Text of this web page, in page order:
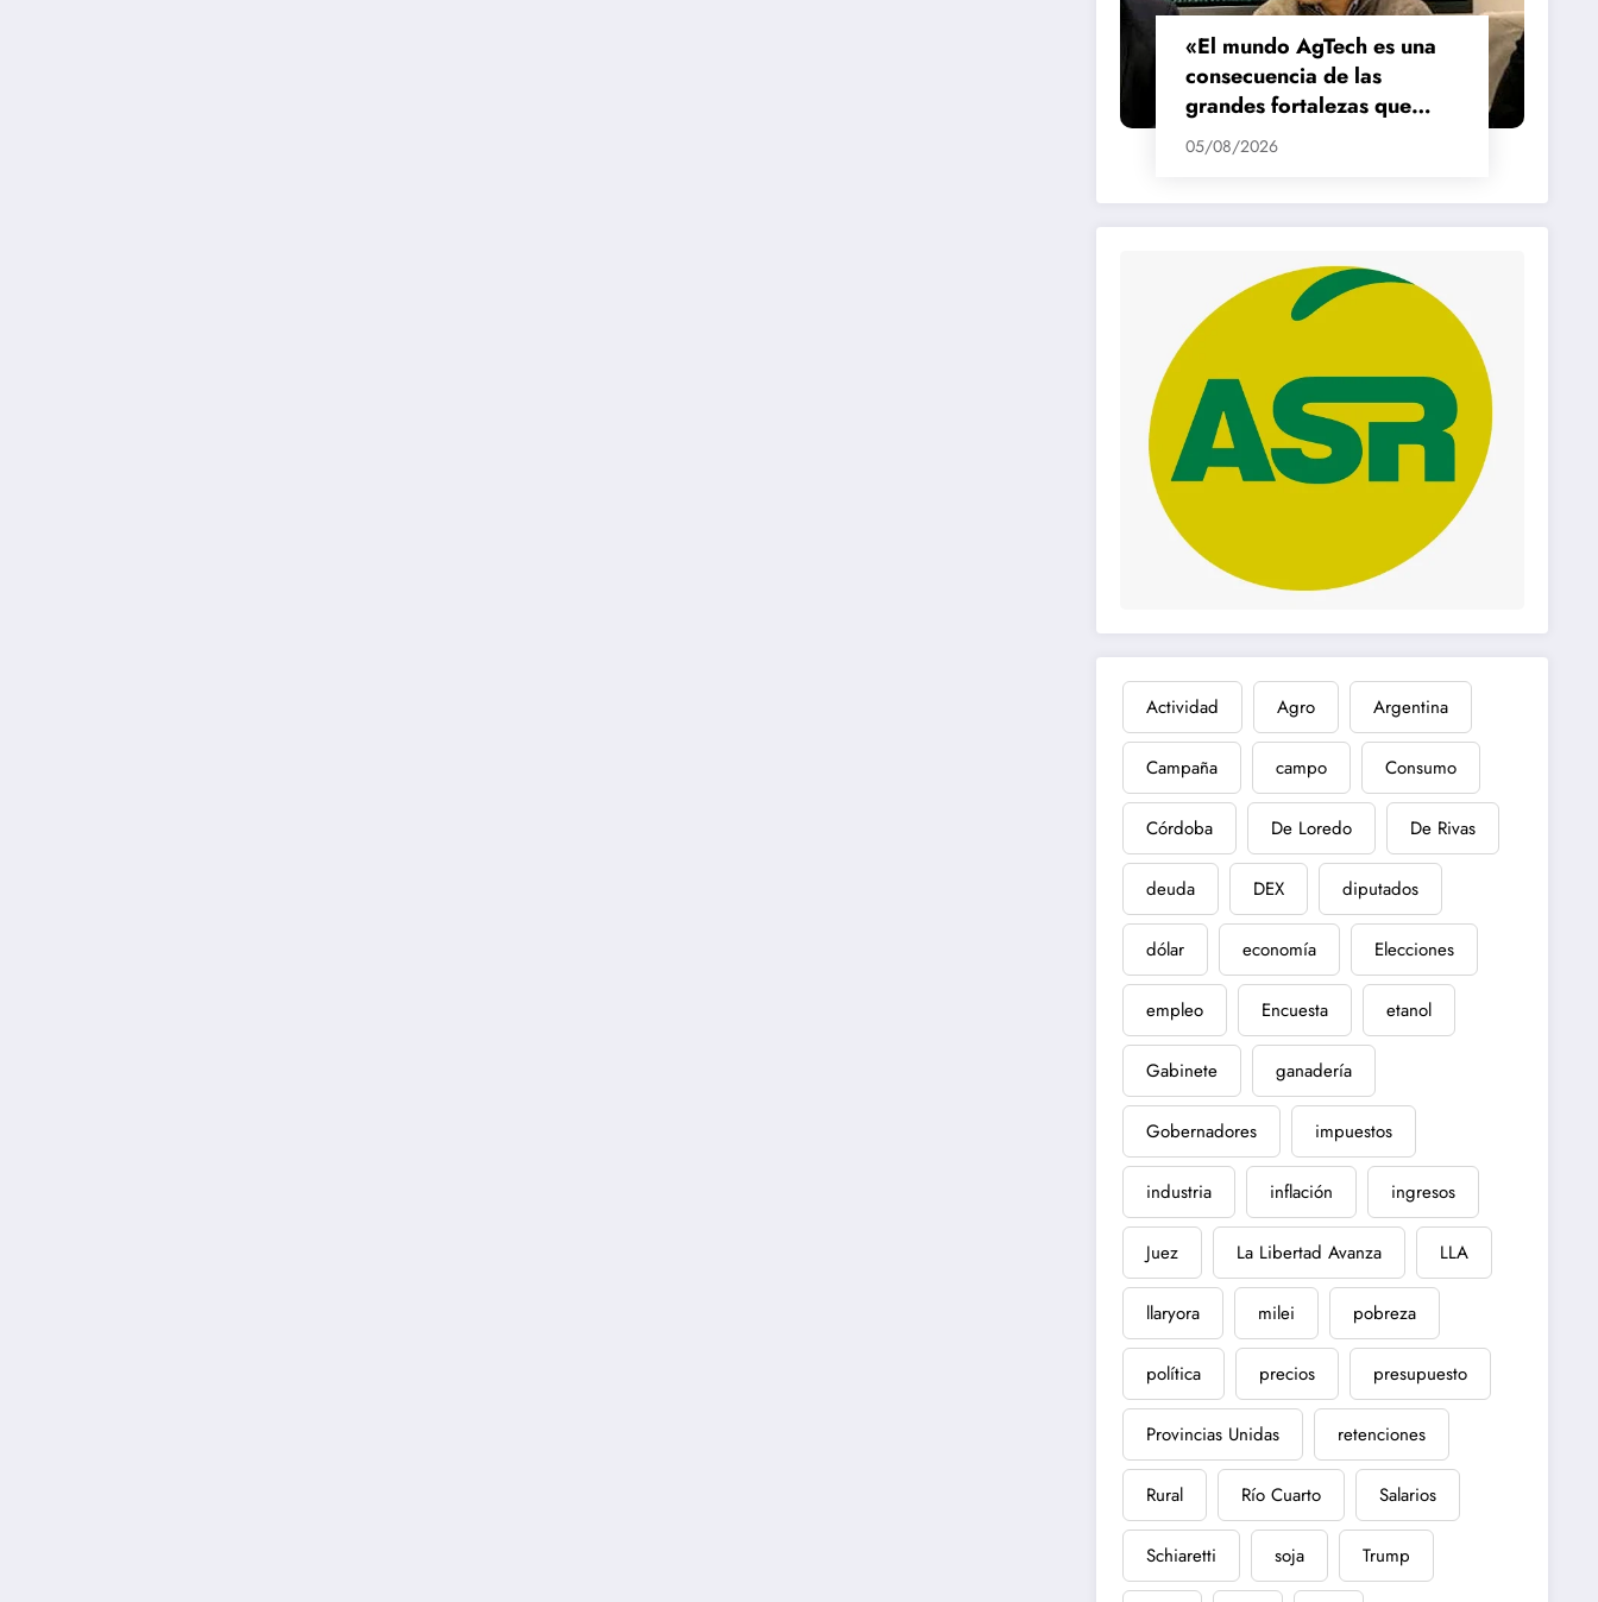
«El mundo AgTech es una
consecuencia de las
grandes fortalezas que
tenemos en la región»
05/08/2026
Actividad Agro Argentina
Campaña campo Consumo
Córdoba De Loredo De Rivas
deuda DEX diputados
dólar economía Elecciones
empleo Encuesta etanol
Gabinete ganadería
Gobernadores impuestos
industria inflación ingresos
Juez La Libertad Avanza LLA
llaryora milei pobreza
política precios presupuesto
Provincias Unidas retenciones
Rural Río Cuarto Salarios
Schiaretti soja Trump